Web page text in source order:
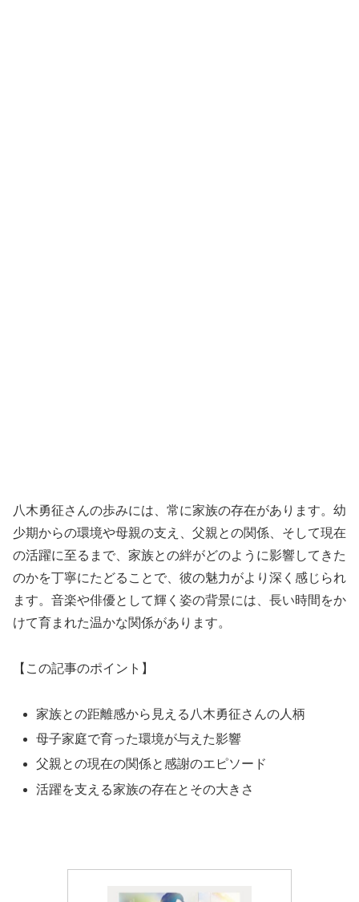
八木勇征さんの歩みには、常に家族の存在があります。幼
少期からの環境や母親の支え、父親との関係、そして現在
の活躍に至るまで、家族との絆がどのように影響してきた
のかを丁寧にたどることで、彼の魅力がより深く感じられ
ます。音楽や俳優として輝く姿の背景には、長い時間をか
けて育まれた温かな関係があります。
【この記事のポイント】
家族との距離感から見える八木勇征さんの人柄
母子家庭で育った環境が与えた影響
父親との現在の関係と感謝のエピソード
活躍を支える家族の存在とその大きさ